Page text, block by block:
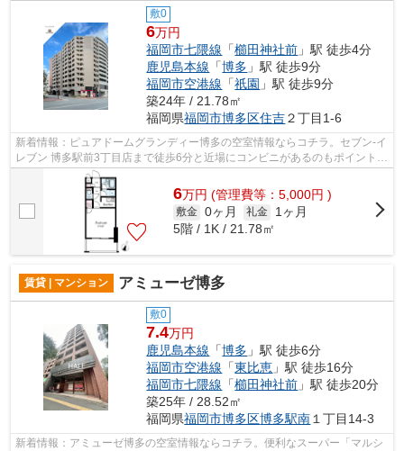
敷0
6万円
福岡市七隈線 「櫛田神社前 」駅 徒歩4分
鹿児島本線 「博多 」駅 徒歩9分
福岡市空港線 「祇園 」駅 徒歩9分
築24年 / 21.78㎡
福岡県福岡市博多区住吉２丁目1-6
新着情報：ピュアドームグランディー博多の空室情報ならコチラ。セブン-イ
レブン 博多駅前3丁目店まで徒歩6分と近場にコンビニがあるのもポイント。
共用部には敷地内ごみ置き場・エレ...
6万円 (管理費等：5,000円 )
敷金 0ヶ月 礼金
1ヶ月
5階 / 1K / 21.78㎡
賃貸 | マンション アミューゼ博多
敷0
7.4万円
鹿児島本線 「博多 」駅 徒歩6分
福岡市空港線 「東比恵 」駅 徒歩16分
福岡市七隈線 「櫛田神社前 」駅 徒歩20分
築25年 / 28.52㎡
福岡県福岡市博多区博多駅南１丁目14-3
新着情報：アミューゼ博多の空室情報ならコチラ。便利なスーパー「マルシ